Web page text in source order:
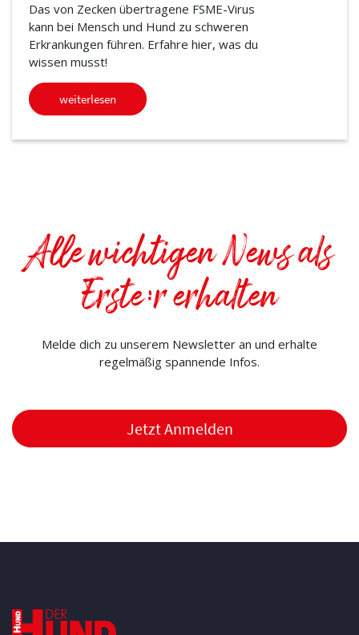
Das von Zecken übertragene FSME-Virus
kann bei Mensch und Hund zu schweren
Erkrankungen führen. Erfahre hier, was du
wissen musst!
weiterlesen
Alle wichtigen News als
Erste:r erhalten
Melde dich zu unserem Newsletter an und erhalte
regelmäßig spannende Infos.
Jetzt Anmelden